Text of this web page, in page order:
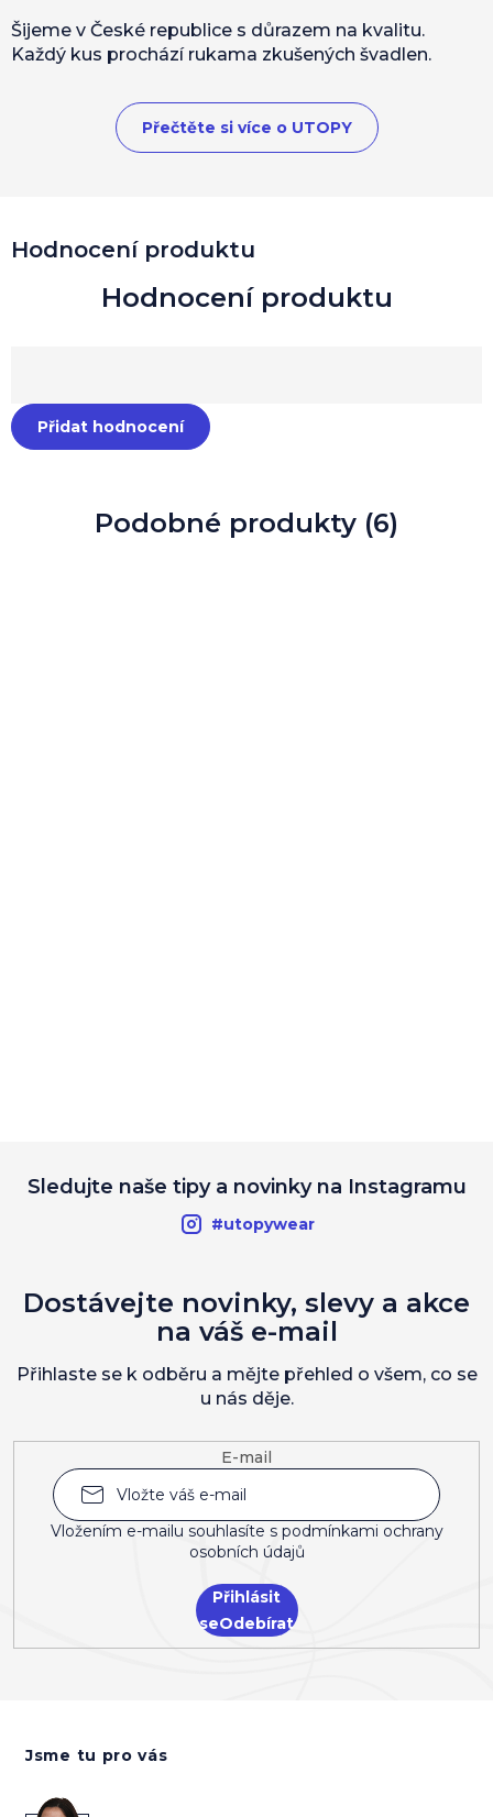
Podobné produkty (6)
Hodnocení produktu
Přidat hodnocení
Šijeme v České republice s důrazem na kvalitu.
Každý kus prochází rukama zkušených švadlen.
Přečtěte si více o UTOPY
Sledujte naše tipy a novinky na Instagramu
#utopywear
E-mail
Vložením e-mailu souhlasíte s podmínkami ochrany
osobních údajů
Přihlásit
se
Dostávejte novinky, slevy a akce
na váš e-mail
Přihlaste se k odběru a mějte přehled o všem, co se
u nás děje.
Jsme tu pro vás